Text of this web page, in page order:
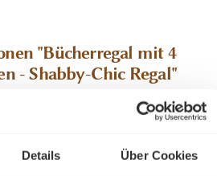
Details Über Cookies
"Bücherregal mit 4
- Shabby-Chic Regal"
mit unserer
Bücherregal. Dieses